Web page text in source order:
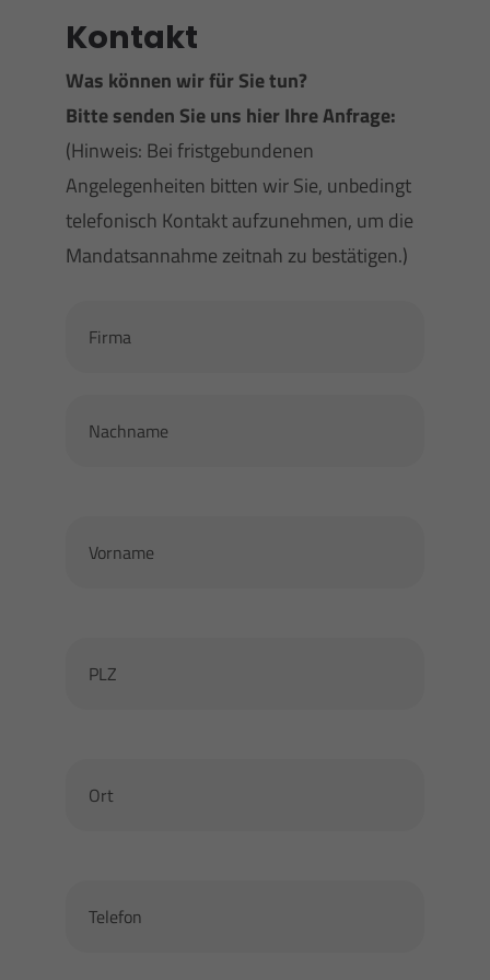
info@yourdomain.com
About us
Lorem ipsum dolor sit amet, consectetuer
adipiscing elit.
Aenean commodo ligula eget dolor. Aenean
dis parturient montes, nascetur ridiculus mus.
Kontakt
Was können wir für Sie tun?
Bitte senden Sie uns hier Ihre Anfrage:
(Hinweis: Bei fristgebundenen
Angelegenheiten bitten wir Sie, unbedingt
telefonisch Kontakt aufzunehmen, um die
Mandatsannahme zeitnah zu bestätigen.)